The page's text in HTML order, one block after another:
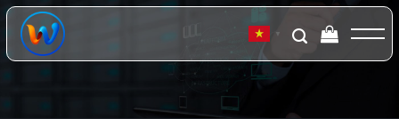
Chuyển
đến
dung
▼